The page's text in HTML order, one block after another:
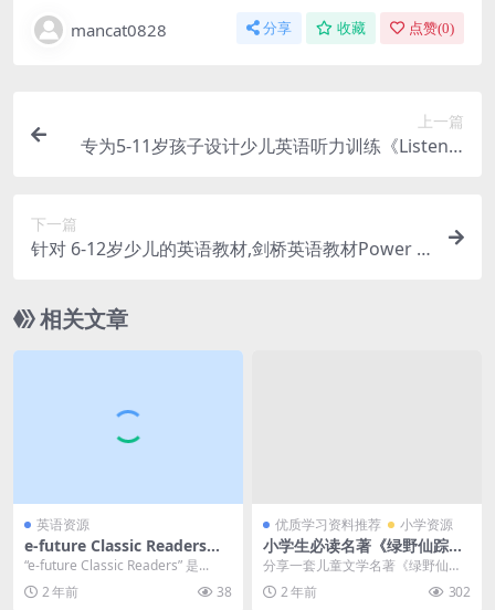
mancat0828 分享 收藏 点赞(0)
上一篇
专为5-11岁孩子设计少儿英语听力训练《Listen u
下一篇
针对 6-12岁少儿的英语教材,剑桥英语教材Power U
度网盘下载
相关文章
英语资源
e-future Classic Readers英
文原版儿童小学生绘本故事动
英文字幕，百度网盘下载！
“e-future Classic Readers” 是...
2 年前
38
优质学习资料推荐 小学资源
小学生必读名著《绿野仙踪》
英文动画来了！附练习、单词
分享一套儿童文学名著《绿野仙踪
The wonderful wizard of ...
2 年前 302